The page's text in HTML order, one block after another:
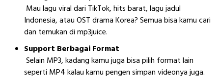
Mau lagu viral dari TikTok, hits barat, lagu jadul
Indonesia, atau OST drama Korea? Semua bisa kamu cari
dan temukan di mp3juice.
Support Berbagai Format
Selain MP3, kadang kamu juga bisa pilih format lain
seperti MP4 kalau kamu pengen simpan videonya juga.